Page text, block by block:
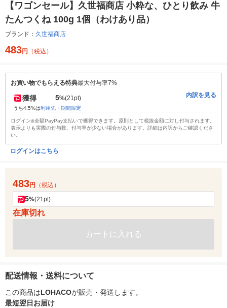
【ワゴンセール】久世福商店 小粋な、ひとり飲み 牛
たんつくね 100g 1個（わけあり品）
ブランド： 久世福商店
483円 （税込）
お買い物でもらえる特典最大付与率7%
獲得 5%(21pt)
うち4.5%は利用先・期間限定
内訳を見る
ログイン&全額PayPay支払いで獲得できます。原則として税抜金額に対し付与されます。
表示よりも実際の付与数、付与率が少ない場合があります。詳細は内訳からご確認くださ
い。
ログインはこちら
483円 （税込）
5%(21pt)
在庫切れ
カートに入れる
配送情報・送料について
この商品はLOHACOが販売・発送します。
最短翌日お届け